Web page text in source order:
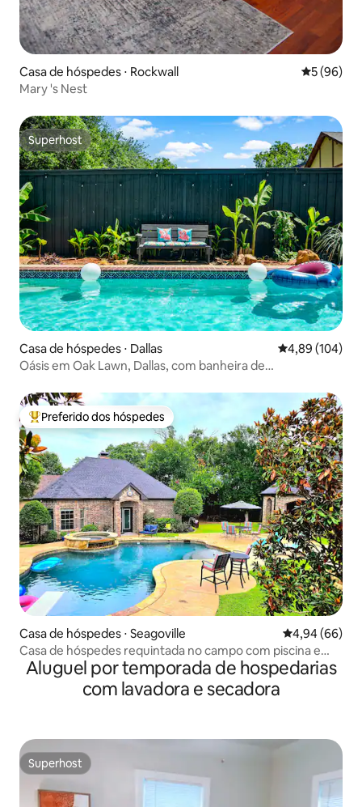
Casa de hóspedes ⋅ Rockwall 5 de uma
5 (96)
Mary 's Nest
Superhost
Superhost
Casa de hóspedes ⋅ Dallas 4,89 de uma
4,89 (104)
Oásis em Oak Lawn, Dallas, com banheira de
Entre os melhores preferidos dos hóspedes
Preferido dos hóspedes
Casa de hóspedes ⋅ Seagoville 4,94 de uma
4,94 (66)
Casa de hóspedes requintada no campo com piscina e
banheira de hidromassagem
Aluguel por temporada de hospedarias
com lavadora e secadora
Superhost
Superhost